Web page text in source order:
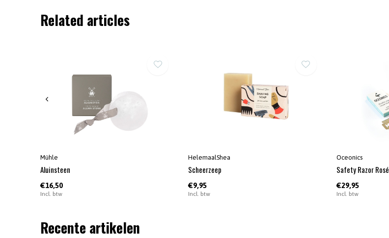
Related articles
Mühle
Aluinsteen
€16,50
Incl. btw
HelemaalShea
Scheerzeep
€9,95
Incl. btw
Oceonics
Safety Razor Rosé
€29,95
Incl. btw
Recente artikelen